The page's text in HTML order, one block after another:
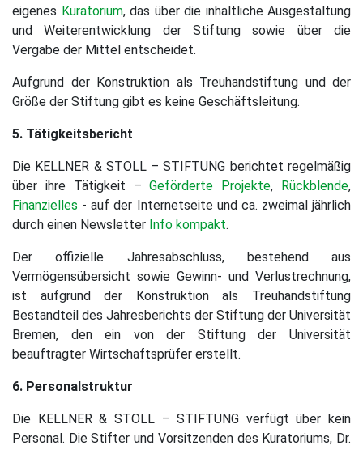
eigenes Kuratorium, das über die inhaltliche Ausgestaltung
und Weiterentwicklung der Stiftung sowie über die
Vergabe der Mittel entscheidet.
Aufgrund der Konstruktion als Treuhandstiftung und der
Größe der Stiftung gibt es keine Geschäftsleitung.
5. Tätigkeitsbericht
Die KELLNER & STOLL – STIFTUNG berichtet regelmäßig
über ihre Tätigkeit –Geförderte Projekte, Rückblende,
Finanzielles - auf der Internetseite und ca. zweimal jährlich
durch einen Newsletter Info kompakt.
Der offizielle Jahresabschluss, bestehend aus
Vermögensübersicht sowie Gewinn- und Verlustrechnung,
ist aufgrund der Konstruktion als Treuhandstiftung
Bestandteil des Jahresberichts der Stiftung der Universität
Bremen, den ein von der Stiftung der Universität
beauftragter Wirtschaftsprüfer erstellt.
6. Personalstruktur
Die KELLNER & STOLL – STIFTUNG verfügt über kein
Personal. Die Stifter und Vorsitzenden des Kuratoriums, Dr.